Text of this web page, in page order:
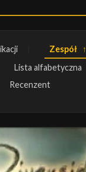
Zespół
Lista alfabetyczna
Recenzent